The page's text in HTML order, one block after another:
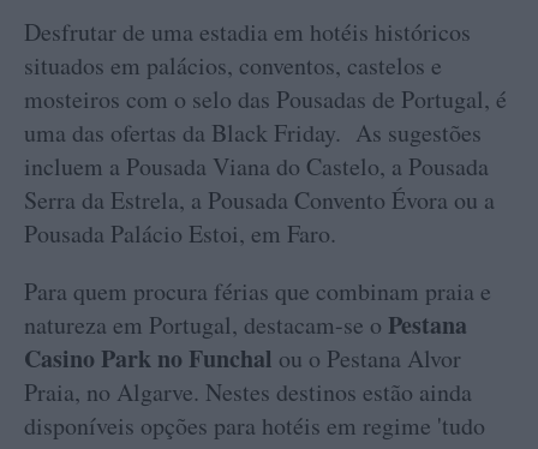
Desfrutar de uma estadia em hotéis históricos
situados em palácios, conventos, castelos e
mosteiros com o selo das Pousadas de Portugal, é
uma das ofertas da Black Friday. As sugestões
incluem a Pousada Viana do Castelo, a Pousada
Serra da Estrela, a Pousada Convento Évora ou a
Pousada Palácio Estoi, em Faro.
Para quem procura férias que combinam praia e
natureza em Portugal, destacam-se o Pestana
Casino Park no Funchal ou o Pestana Alvor
Praia, no Algarve. Nestes destinos estão ainda
disponíveis opções para hotéis em regime 'tudo